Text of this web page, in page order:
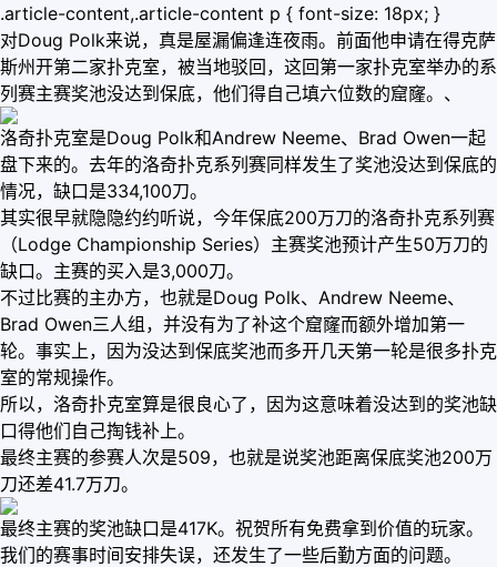
.article-content,.article-content p { font-size: 18px; }
对Doug Polk来说，真是屋漏偏逢连夜雨。前面他申请在得克萨
斯州开第二家扑克室，被当地驳回，这回第一家扑克室举办的系
列赛主赛奖池没达到保底，他们得自己填六位数的窟窿。、
洛奇扑克室是Doug Polk和Andrew Neeme、Brad Owen一起
盘下来的。去年的洛奇扑克系列赛同样发生了奖池没达到保底的
情况，缺口是334,100刀。
其实很早就隐隐约约听说，今年保底200万刀的洛奇扑克系列赛
（Lodge Championship Series）主赛奖池预计产生50万刀的
缺口。主赛的买入是3,000刀。
不过比赛的主办方，也就是Doug Polk、Andrew Neeme、
Brad Owen三人组，并没有为了补这个窟窿而额外增加第一
轮。事实上，因为没达到保底奖池而多开几天第一轮是很多扑克
室的常规操作。
所以，洛奇扑克室算是很良心了，因为这意味着没达到的奖池缺
口得他们自己掏钱补上。
最终主赛的参赛人次是509，也就是说奖池距离保底奖池200万
刀还差41.7万刀。
最终主赛的奖池缺口是417K。祝贺所有免费拿到价值的玩家。
我们的赛事时间安排失误，还发生了一些后勤方面的问题。